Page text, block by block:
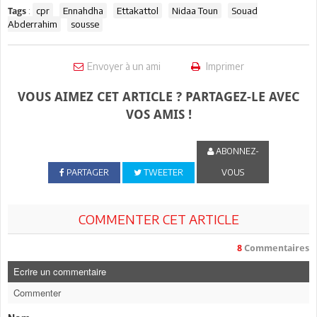
Tags : cpr Ennahdha Ettakattol Nidaa Toun
Souad
Abderrahim
sousse
Envoyer à un ami Imprimer
VOUS AIMEZ CET ARTICLE ? PARTAGEZ-LE AVEC
VOS AMIS !
PARTAGER TWEETER
ABONNEZ-
VOUS
COMMENTER CET ARTICLE
8 Commentaires
Ecrire un commentaire
Commenter